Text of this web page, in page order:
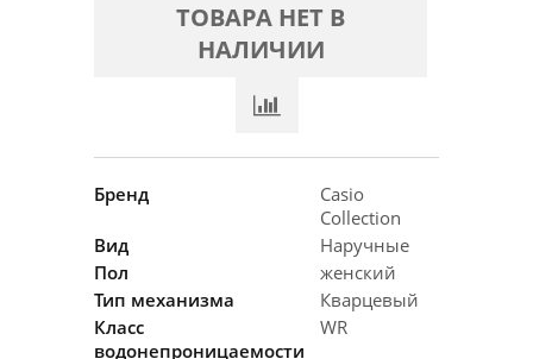
ТОВАРА НЕТ В
НАЛИЧИИ
Бренд
Casio
Collection
Вид
Наручные
Пол
женский
Тип механизма
Кварцевый
Класс
водонепроницаемости
WR